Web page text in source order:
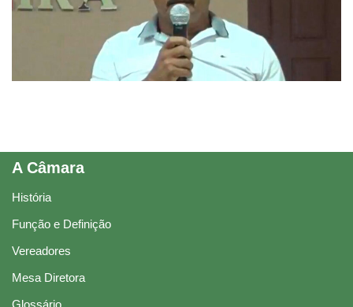
A Câmara
História
Função e Definição
Vereadores
Mesa Diretora